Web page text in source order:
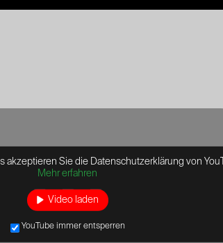
akzeptieren Sie die Datenschutzerklärung von
Mehr erfahren
Video laden
YouTube immer entsperren